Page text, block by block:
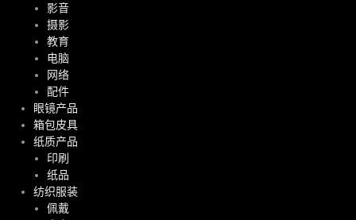
影音
摄影
教育
电脑
网络
配件
眼镜产品
箱包皮具
纸质产品
印刷
纸品
纺织服装
佩戴